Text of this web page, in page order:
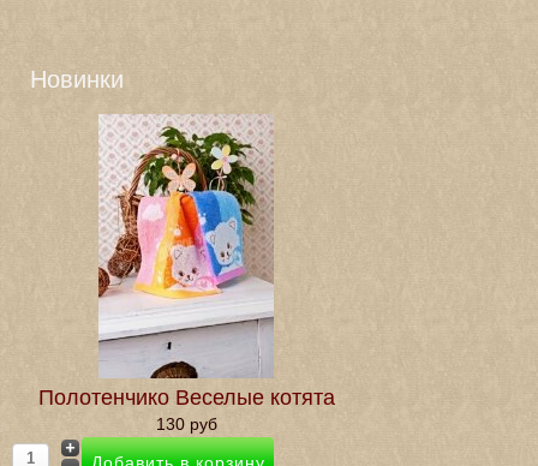
Новинки
Полотенчико Веселые котята
130 руб